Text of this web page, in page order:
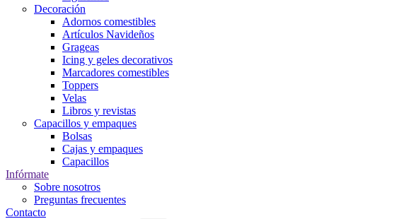
Decoración
Adornos comestibles
Artículos Navideños
Grageas
Icing y geles decorativos
Marcadores comestibles
Toppers
Velas
Libros y revistas
Capacillos y empaques
Bolsas
Cajas y empaques
Capacillos
Infórmate
Sobre nosotros
Preguntas frecuentes
Contacto